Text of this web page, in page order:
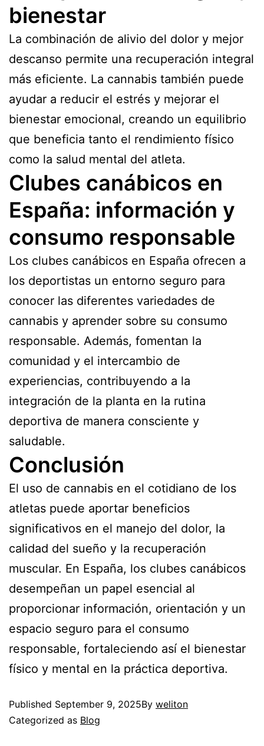
bienestar
La combinación de alivio del dolor y mejor
descanso permite una recuperación integral
más eficiente. La cannabis también puede
ayudar a reducir el estrés y mejorar el
bienestar emocional, creando un equilibrio
que beneficia tanto el rendimiento físico
como la salud mental del atleta.
Clubes canábicos en
España: información y
consumo responsable
Los clubes canábicos en España ofrecen a
los deportistas un entorno seguro para
conocer las diferentes variedades de
cannabis y aprender sobre su consumo
responsable. Además, fomentan la
comunidad y el intercambio de
experiencias, contribuyendo a la
integración de la planta en la rutina
deportiva de manera consciente y
saludable.
Conclusión
El uso de cannabis en el cotidiano de los
atletas puede aportar beneficios
significativos en el manejo del dolor, la
calidad del sueño y la recuperación
muscular. En España, los clubes canábicos
desempeñan un papel esencial al
proporcionar información, orientación y un
espacio seguro para el consumo
responsable, fortaleciendo así el bienestar
físico y mental en la práctica deportiva.
Published September 9, 2025By weliton
Categorized as Blog